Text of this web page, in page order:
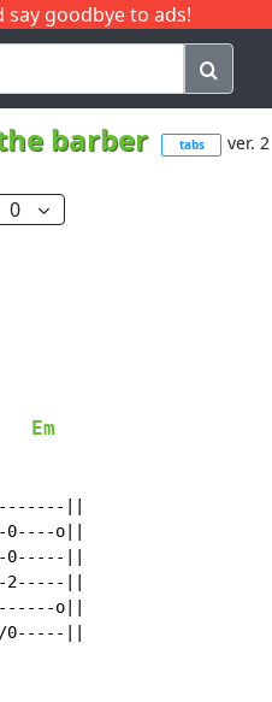
say goodbye to ads!
Q
barber tabs ver. 2
0
Em
||
o||
||
||
o||
0-----||